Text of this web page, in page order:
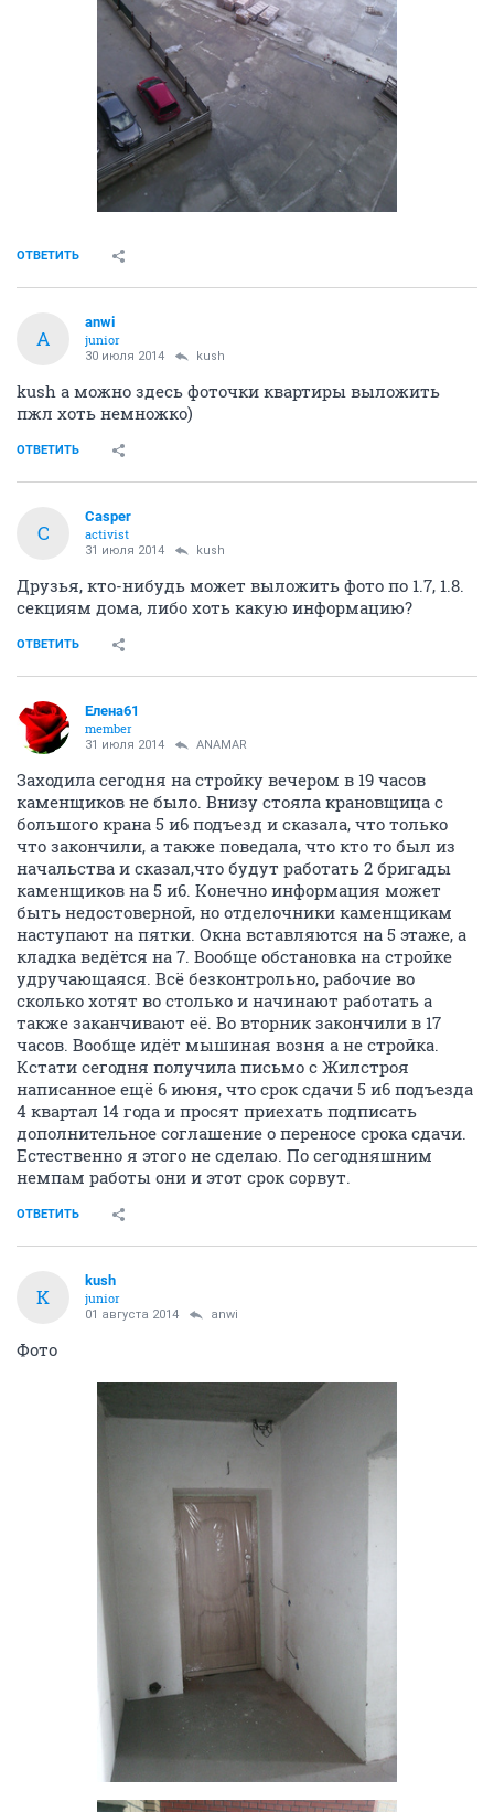
ОТВЕТИТЬ
A
anwi
junior
30 июля 2014 kush
kush а можно здесь фоточки квартиры выложить
пжл хоть немножко)
ОТВЕТИТЬ
С
Сasper
activist
31 июля 2014 kush
Друзья, кто-нибудь может выложить фото по 1.7, 1.8.
секциям дома, либо хоть какую информацию?
ОТВЕТИТЬ
Елена61
member
31 июля 2014 ANAMAR
Заходила сегодня на стройку вечером в 19 часов
каменщиков не было. Внизу стояла крановщица с
большого крана 5 и6 подъезд и сказала, что только
что закончили, а также поведала, что кто то был из
начальства и сказал,что будут работать 2 бригады
каменщиков на 5 и6. Конечно информация может
быть недостоверной, но отделочники каменщикам
наступают на пятки. Окна вставляются на 5 этаже, а
кладка ведётся на 7. Вообще обстановка на стройке
удручающаяся. Всё безконтрольно, рабочие во
сколько хотят во столько и начинают работать а
также заканчивают её. Во вторник закончили в 17
часов. Вообще идёт мышиная возня а не стройка.
Кстати сегодня получила письмо с Жилстроя
написанное ещё 6 июня, что срок сдачи 5 и6 подъезда
4 квартал 14 года и просят приехать подписать
дополнительное соглашение о переносе срока сдачи.
Естественно я этого не сделаю. По сегодняшним
немпам работы они и этот срок сорвут.
ОТВЕТИТЬ
K
kush
junior
01 августа 2014 anwi
Фото